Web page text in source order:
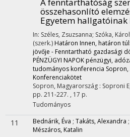
összehasonlító
Egyetem hallgatóinak
In: Széles, Zsuzsanna; Szóka,
(szerk.) Határon Innen, határon
jövője - Fenntartható gazdasági
PÉNZÜGYI NAPOK pénzügyi,
tudományos konferencia
Konferenciakötet
Sopron, Magyarország : Soproni
pp. 211-227. , 17 p.
Tudományos
11 Bednárik, Éva ; Takáts, Alexandra ;
Mészáros, Katalin